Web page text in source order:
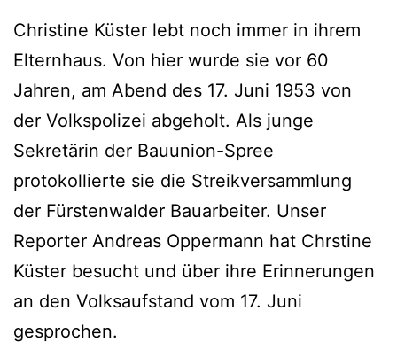
Christine Küster lebt noch immer in ihrem
Elternhaus. Von hier wurde sie vor 60
Jahren, am Abend des 17. Juni 1953 von
der Volkspolizei abgeholt. Als junge
Sekretärin der Bauunion-Spree
protokollierte sie die Streikversammlung
der Fürstenwalder Bauarbeiter. Unser
Reporter Andreas Oppermann hat Chrstine
Küster besucht und über ihre Erinnerungen
an den Volksaufstand vom 17. Juni
gesprochen.